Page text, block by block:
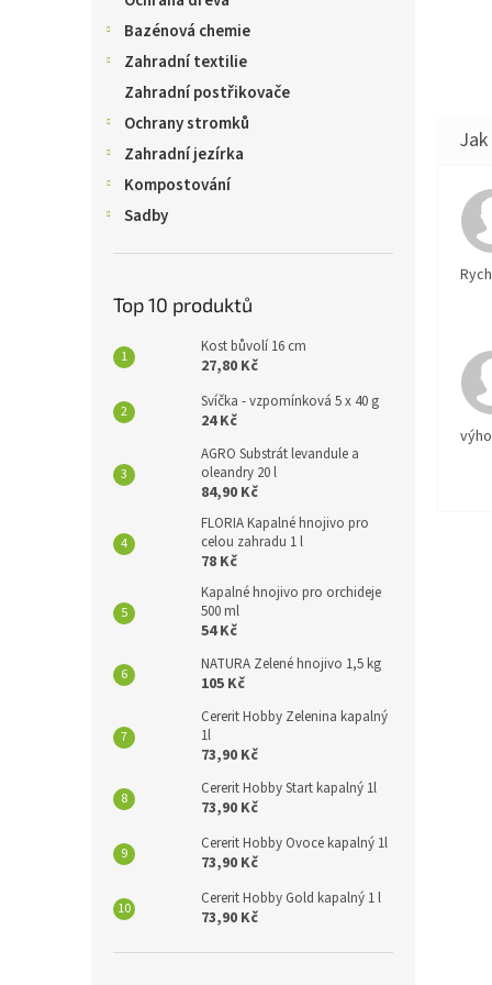
Bazénová chemie
Zahradní textilie
Zahradní postřikovače
Ochrany stromků
Zahradní jezírka
Kompostování
Sadby
Top 10 produktů
Kost bůvolí 16 cm
27,80 Kč
Svíčka - vzpomínková 5 x 40 g
24 Kč
AGRO Substrát levandule a
oleandry 20 l
84,90 Kč
FLORIA Kapalné hnojivo pro
celou zahradu 1 l
78 Kč
Kapalné hnojivo pro orchideje
500 ml
54 Kč
NATURA Zelené hnojivo 1,5 kg
105 Kč
Cererit Hobby Zelenina kapalný
1l
73,90 Kč
Cererit Hobby Start kapalný 1l
73,90 Kč
Cererit Hobby Ovoce kapalný 1l
73,90 Kč
Cererit Hobby Gold kapalný 1 l
73,90 Kč